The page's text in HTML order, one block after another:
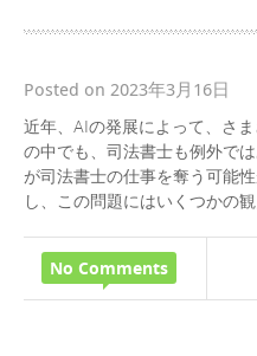
Posted on 2023年3月16日
近年、AIの発展によって、さ
の中でも、司法書士も例外で
が司法書士の仕事を奪う可能
し、この問題にはいくつかの
No Comments